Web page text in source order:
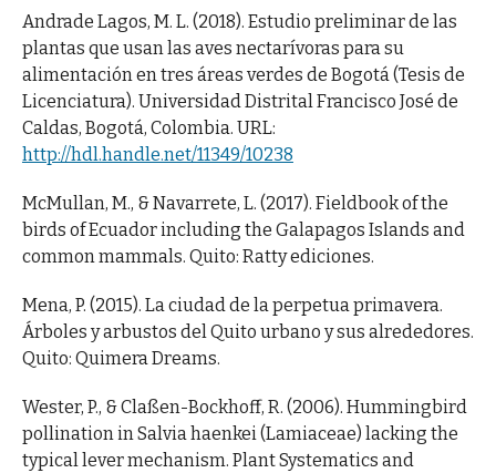
Andrade Lagos, M. L. (2018). Estudio preliminar de las
plantas que usan las aves nectarívoras para su
alimentación en tres áreas verdes de Bogotá (Tesis de
Licenciatura). Universidad Distrital Francisco José de
Caldas, Bogotá, Colombia. URL:
http://hdl.handle.net/11349/10238
McMullan, M., & Navarrete, L. (2017). Fieldbook of the
birds of Ecuador including the Galapagos Islands and
common mammals. Quito: Ratty ediciones.
Mena, P. (2015). La ciudad de la perpetua primavera.
Árboles y arbustos del Quito urbano y sus alrededores.
Quito: Quimera Dreams.
Wester, P., & Claßen-Bockhoff, R. (2006). Hummingbird
pollination in Salvia haenkei (Lamiaceae) lacking the
typical lever mechanism. Plant Systematics and